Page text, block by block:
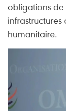
obligations de
humanitaire.